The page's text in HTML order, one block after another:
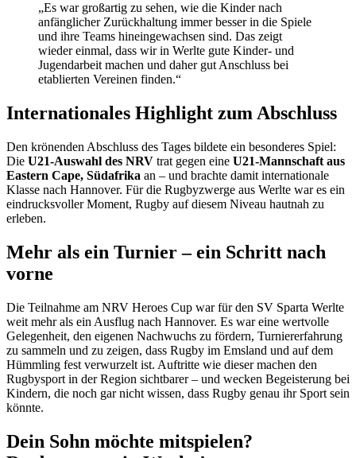
„Es war großartig zu sehen, wie die Kinder nach
anfänglicher Zurückhaltung immer besser in die Spiele
und ihre Teams hineingewachsen sind. Das zeigt
wieder einmal, dass wir in Werlte gute Kinder- und
Jugendarbeit machen und daher gut Anschluss bei
etablierten Vereinen finden.“
Internationales Highlight zum Abschluss
Den krönenden Abschluss des Tages bildete ein besonderes Spiel:
Die U21-Auswahl des NRV trat gegen eine U21-Mannschaft aus
Eastern Cape, Südafrika an – und brachte damit internationale
Klasse nach Hannover. Für die Rugbyzwerge aus Werlte war es ein
eindrucksvoller Moment, Rugby auf diesem Niveau hautnah zu
erleben.
Mehr als ein Turnier – ein Schritt nach
vorne
Die Teilnahme am NRV Heroes Cup war für den SV Sparta Werlte
weit mehr als ein Ausflug nach Hannover. Es war eine wertvolle
Gelegenheit, den eigenen Nachwuchs zu fördern, Turniererfahrung
zu sammeln und zu zeigen, dass Rugby im Emsland und auf dem
Hümmling fest verwurzelt ist. Auftritte wie dieser machen den
Rugbysport in der Region sichtbarer – und wecken Begeisterung bei
Kindern, die noch gar nicht wissen, dass Rugby genau ihr Sport sein
könnte.
Dein Sohn möchte mitspielen?